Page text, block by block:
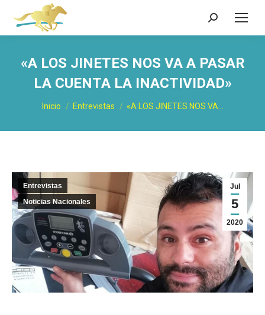
Buscar:
«A LOS JINETES NOS VA A PASAR
LA CUENTA LA INACTIVIDAD»
Estás aquí:
Inicio Entrevistas «A LOS JINETES NOS VA…
Jul
5
2020
Entrevistas
Noticias Nacionales